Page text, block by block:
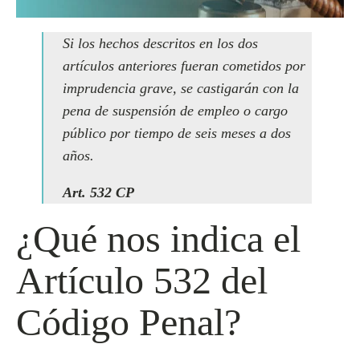
Si los hechos descritos en los dos
artículos anteriores fueran cometidos por
imprudencia grave, se castigarán con la
pena de suspensión de empleo o cargo
público por tiempo de seis meses a dos
años.
Art. 532 CP
¿Qué nos indica el
Artículo 532 del
Código Penal?